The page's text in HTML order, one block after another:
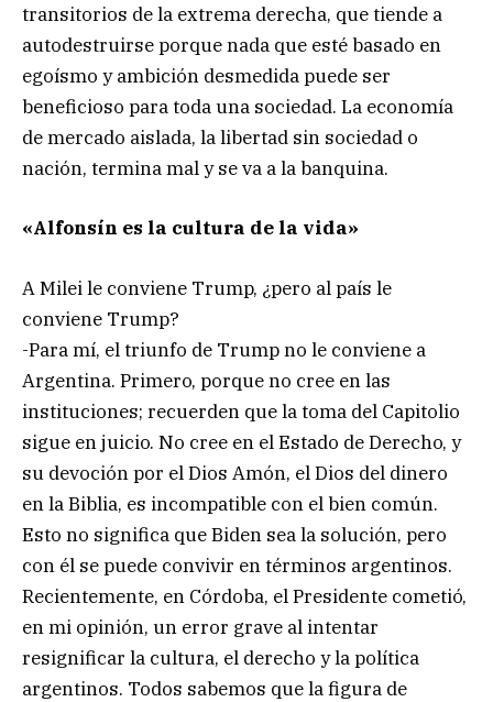
transitorios de la extrema derecha, que tiende a
autodestruirse porque nada que esté basado en
egoísmo y ambición desmedida puede ser
beneficioso para toda una sociedad. La economía
de mercado aislada, la libertad sin sociedad o
nación, termina mal y se va a la banquina.
«Alfonsín es la cultura de la vida»
A Milei le conviene Trump, ¿pero al país le
conviene Trump?
-Para mí, el triunfo de Trump no le conviene a
Argentina. Primero, porque no cree en las
instituciones; recuerden que la toma del Capitolio
sigue en juicio. No cree en el Estado de Derecho, y
su devoción por el Dios Amón, el Dios del dinero
en la Biblia, es incompatible con el bien común.
Esto no significa que Biden sea la solución, pero
con él se puede convivir en términos argentinos.
Recientemente, en Córdoba, el Presidente cometió,
en mi opinión, un error grave al intentar
resignificar la cultura, el derecho y la política
argentinos. Todos sabemos que la figura de